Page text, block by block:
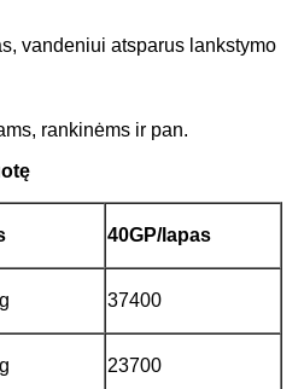
vandeniui atsparus lankstymo
rankinėms ir pan.
40GP/lapas
37400
23700